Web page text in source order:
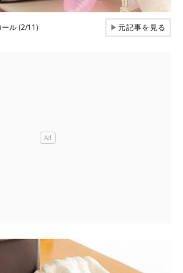
ル (2/11) ▶元記事を見る